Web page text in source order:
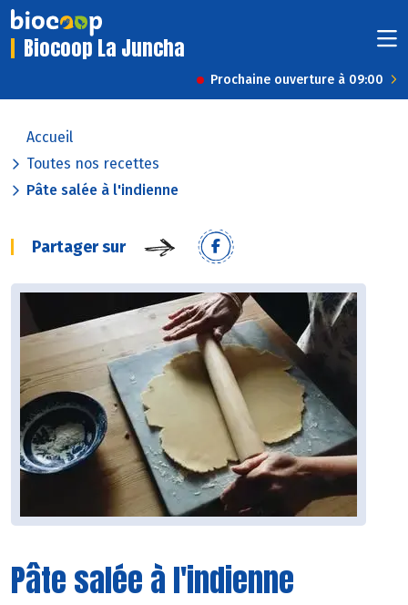
Biocoop La Juncha
Prochaine ouverture à 09:00
Accueil
Toutes nos recettes
Pâte salée à l'indienne
Partager sur
Pâte salée à l'indienne